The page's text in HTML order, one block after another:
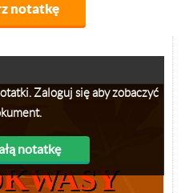
notatkę
Zaloguj się aby zobaczyć
notatkę